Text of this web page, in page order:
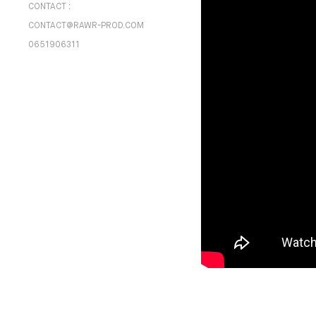
CONTACT :
CONTACT@RAWR-PROD.COM
0651906311